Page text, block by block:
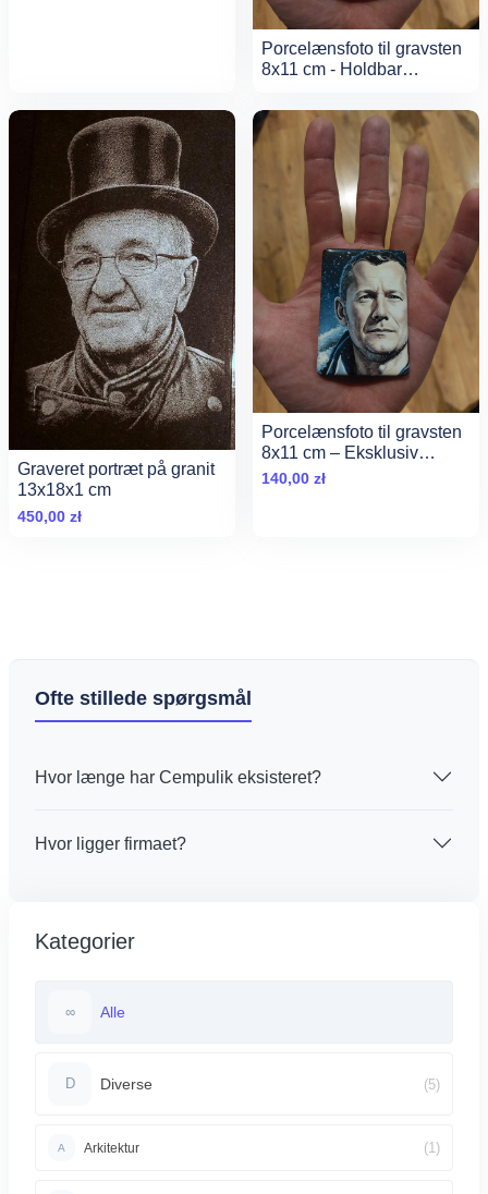
Porcelænsfoto til gravsten
8x11 cm - Holdbar
Graveret portræt på granit
13x18x1 cm
450,00 zł
Porcelænsfoto til gravsten
8x11 cm – Eksklusiv
Fotokeramik &amp;
140,00 zł
Ofte stillede spørgsmål
Hvor længe har Cempulik eksisteret?
Hvor ligger firmaet?
Kategorier
∞ Alle
D Diverse (5)
A Arkitektur (1)